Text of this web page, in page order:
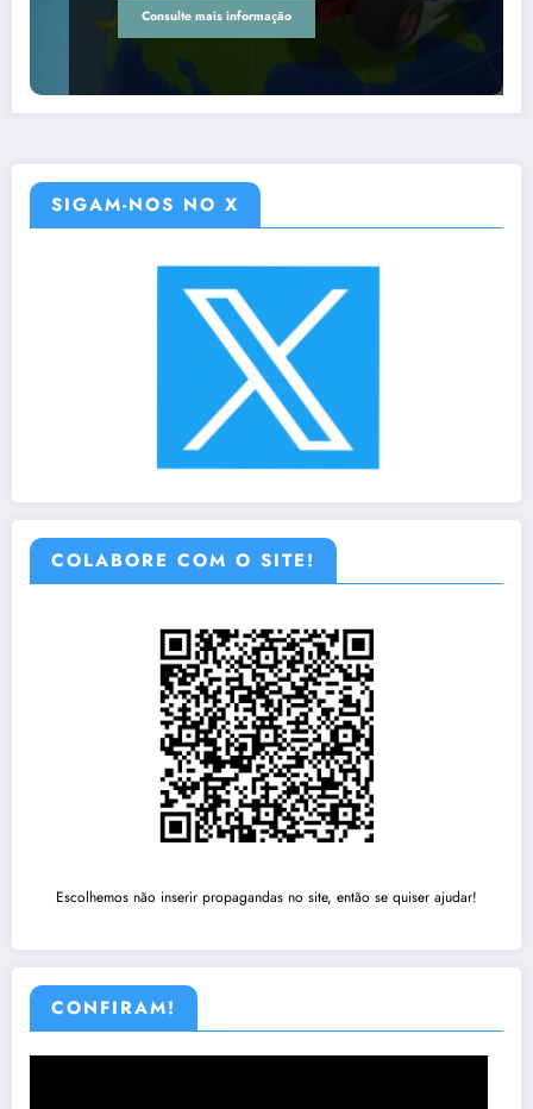
Consulte mais informação
SIGAM-NOS NO X
COLABORE COM O SITE!
Escolhemos não inserir propagandas no site, então se quiser ajudar!
CONFIRAM!